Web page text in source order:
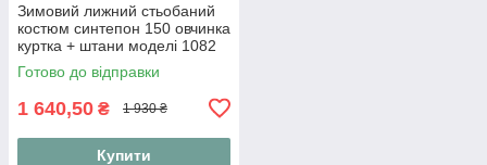
Зимовий лижний стьобаний
костюм синтепон 150 овчинка
куртка + штани моделі 1082
(42-56) 46, Червоний
Готово до відправки
1 640,50 ₴ 1 930 ₴
Купити